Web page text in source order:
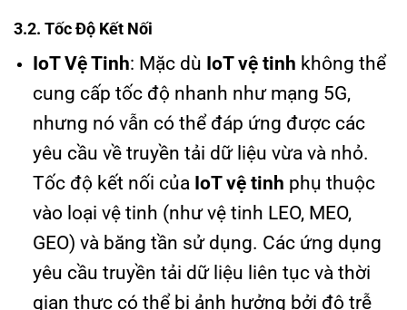
3.2. Tốc Độ Kết Nối
IoT Vệ Tinh: Mặc dù IoT vệ tinh không thể
cung cấp tốc độ nhanh như mạng 5G,
nhưng nó vẫn có thể đáp ứng được các
yêu cầu về truyền tải dữ liệu vừa và nhỏ.
Tốc độ kết nối của IoT vệ tinh phụ thuộc
vào loại vệ tinh (như vệ tinh LEO, MEO,
GEO) và băng tần sử dụng. Các ứng dụng
yêu cầu truyền tải dữ liệu liên tục và thời
gian thực có thể bị ảnh hưởng bởi độ trễ